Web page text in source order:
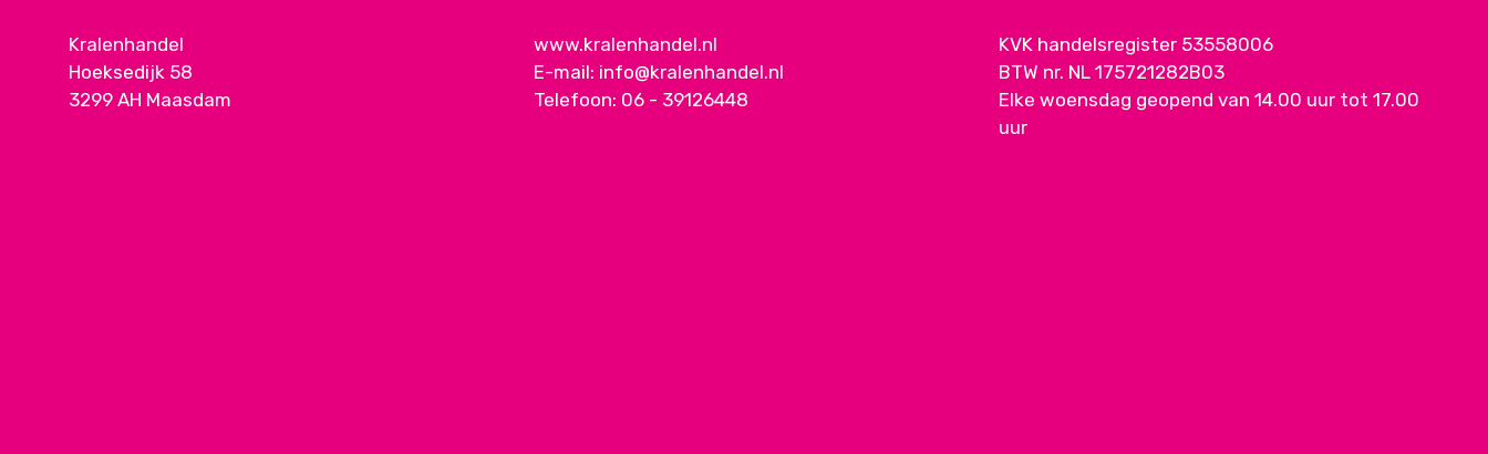
Kralenhandel
Hoeksedijk 58
3299 AH Maasdam
www.kralenhandel.nl
E-mail: info@kralenhandel.nl
Telefoon: 06 - 39126448
KVK handelsregister 53558006
BTW nr. NL 175721282B03
Elke woensdag geopend van 14.00 uur tot 17.00
uur